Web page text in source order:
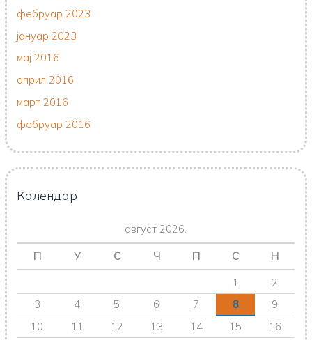
фебруар 2023
јануар 2023
мај 2016
април 2016
март 2016
фебруар 2016
Календар
август 2026.
П У С Ч П С
Н
1
2
3
4 5 6 7 8
9
10
11 12 13 14 15
16